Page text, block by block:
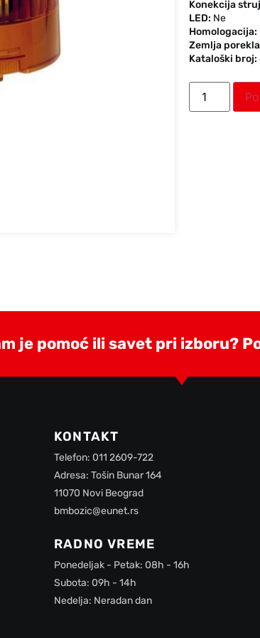
Konekcija
LED: Ne
Homologacija:
Zemlja
Kataloški broj:
je pomoć ili savet pri izboru?
KONTAKT
Telefon: 011 2609-722
Adresa: Tošin Bunar 164
11070 Novi Beograd
bmbozic@eunet.rs
RADNO VREME
Ponedeljak - Petak: 08h - 16h
Subota: 09h - 14h
Nedelja: Neradan dan